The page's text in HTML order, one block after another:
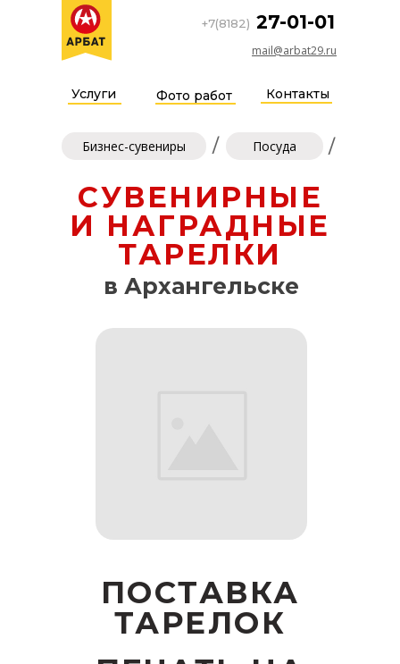
Услуги Фото работ Контакты
mail@arbat29.ru
27-01-01
+7(8182)
/ /
Бизнес-сувениры Посуда
СУВЕНИРНЫЕ
И НАГРАДНЫЕ
ТАРЕЛКИ
в Архангельске
ПОСТАВКА
ТАРЕЛОК